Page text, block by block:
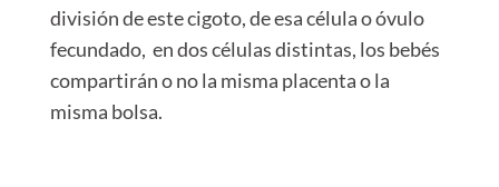
división de este cigoto, de esa célula o óvulo
fecundado, en dos células distintas, los bebés
compartirán o no la misma placenta o la
misma bolsa.